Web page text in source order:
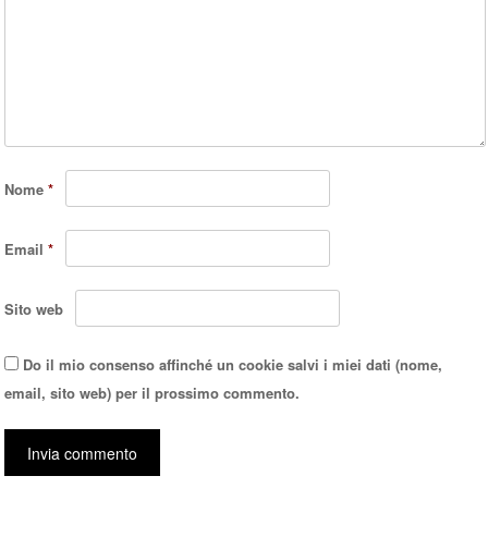
Nome*
Email*
Sito web
Do il mio consenso affinché un cookie salvi i miei dati (nome,
email, sito web) per il prossimo commento.